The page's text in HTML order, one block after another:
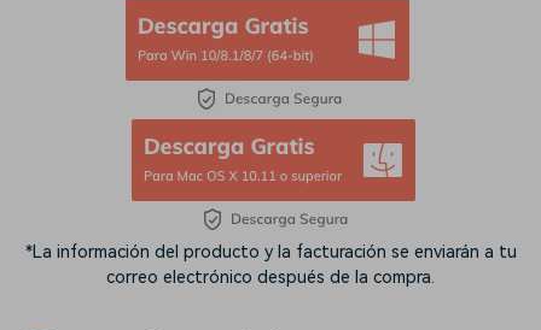
*La información del producto y la facturación se enviarán a tu
correo electrónico después de la compra.